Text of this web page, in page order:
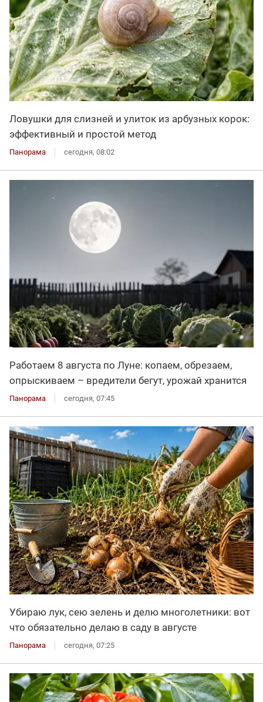
Ловушки для слизней и улиток из арбузных корок:
эффективный и простой метод
Панорама сегодня, 08:02
Работаем 8 августа по Луне: копаем, обрезаем,
опрыскиваем – вредители бегут, урожай хранится
Панорама сегодня, 07:45
Убираю лук, сею зелень и делю многолетники: вот
что обязательно делаю в саду в августе
Панорама сегодня, 07:25